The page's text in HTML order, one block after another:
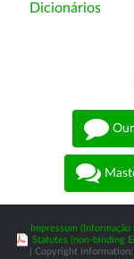
Dicionários
Impressum (Informação
Statutes (non-binding
| Copyright